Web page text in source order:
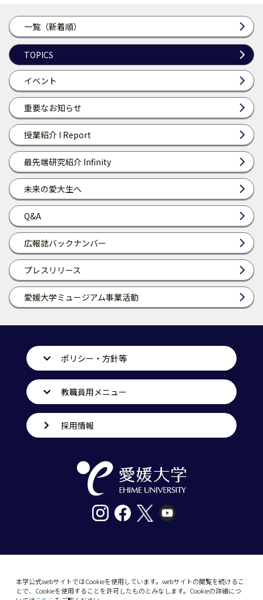
一覧（新着順）
TOPICS
イベント
重要なお知らせ
授業紹介 I Report
最先端研究紹介 Infinity
未来の愛大生へ
Q&A
広報誌バックナンバー
プレスリリース
愛媛大学ミュージアム事業活動
本学公式webサイトではCookieを使用しています。webサイトの閲覧を続けるこ
とで、Cookieを使用することを許可したものとみなします。Cookieの詳細につ
ポリシー・方針等
教職員用メニュー
採用情報
10-13 Dogo-Himata, Matsuyama, Ehime 790-